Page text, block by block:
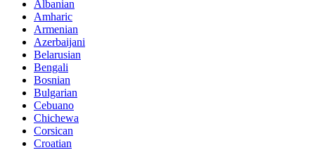
Albanian
Amharic
Armenian
Azerbaijani
Belarusian
Bengali
Bosnian
Bulgarian
Cebuano
Chichewa
Corsican
Croatian